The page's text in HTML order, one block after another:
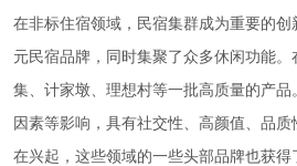
在非标住宿领域，民宿集群成为重要的
元民宿品牌，同时集聚了众多休闲功能
集、计家墩、理想村等一批高质量的产
因素等影响，具有社交性、高颜值、品
在兴起，这些领域的一些头部品牌也获